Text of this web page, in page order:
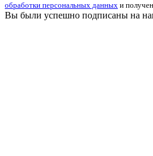
обработки персональных данных и
Вы были успешно подписаны на